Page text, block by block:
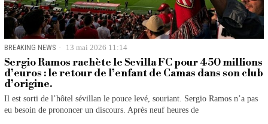
BREAKING NEWS 13 mai 2026 11:14
Sergio Ramos rachète le Sevilla FC pour 450 millions
d’euros : le retour de l’enfant de Camas dans son club
d’origine.
Il est sorti de l’hôtel sévillan le pouce levé, souriant. Sergio Ramos n’a pas
eu besoin de prononcer un discours. Après neuf heures de